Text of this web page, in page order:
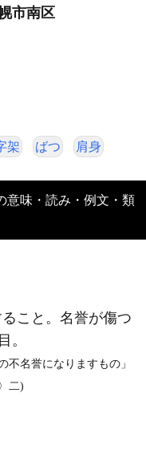
市南区
架 ばつ 肩身
こと。名誉が傷つ
。
名誉になりますもの」
二)